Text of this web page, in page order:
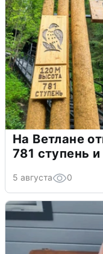
На Ветлане
781 ступень
5 августа 0